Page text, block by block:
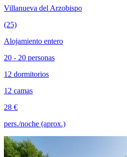
Villanueva del Arzobispo
(25)
Alojamiento entero
20 - 20 personas
12 dormitorios
12 camas
28 €
pers./noche (aprox.)